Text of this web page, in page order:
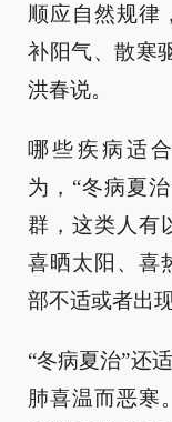
顺应自然规律
补阳气、散寒
洪春说。
哪些疾病适
为，“冬病夏
群，这类人有
喜晒太阳、喜
部不适或者出
“冬病夏治”还
肺喜温而恶寒